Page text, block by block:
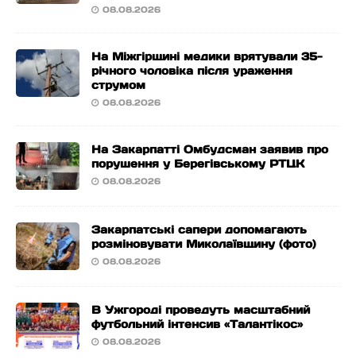
08.08.2026
На Міжгірщині медики врятували 35-
річного чоловіка після ураження
струмом
08.08.2026
На Закарпатті Омбудсман заявив про
порушення у Берегівському РТЦК
08.08.2026
Закарпатські сапери допомагають
розміновувати Миколаївщину (фото)
08.08.2026
В Ужгороді проведуть масштабний
футбольний інтенсив «Талантікос»
08.08.2026